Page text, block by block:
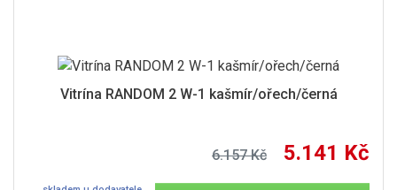
Vitrína RANDOM 2 W-1 kašmír/ořech/černá
6.157 Kč 5.141 Kč